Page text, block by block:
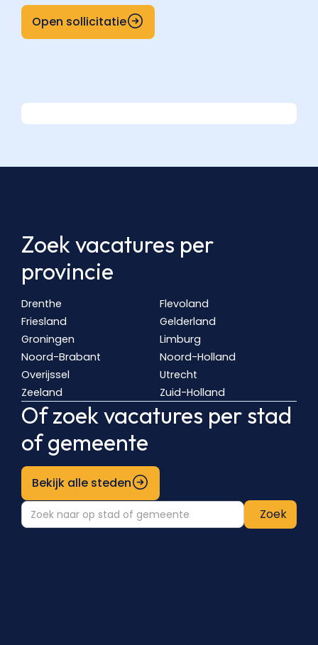
Open sollicitatie
Zoek vacatures per
provincie
Drenthe
Flevoland
Friesland
Gelderland
Groningen
Limburg
Noord-Brabant
Noord-Holland
Overijssel
Utrecht
Zeeland
Zuid-Holland
Of zoek vacatures per stad
of gemeente
Bekijk alle steden